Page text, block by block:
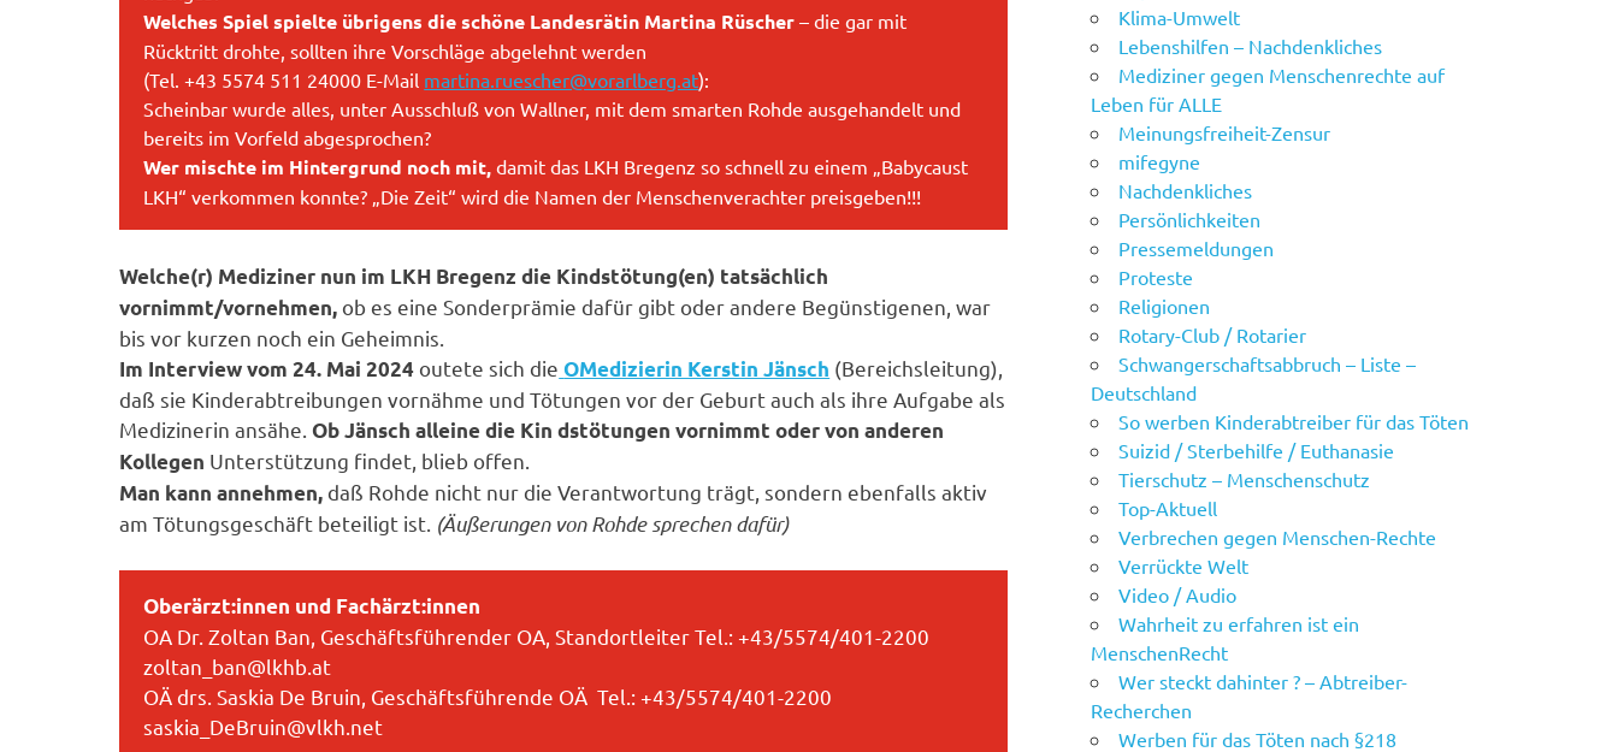
Welches Spiel spielte übrigens die schöne Landesrätin Martina Rüscher– die gar mit
Rücktritt drohte, sollten ihre Vorschläge abgelehnt werden
(Tel. +43 5574 511 24000 E-Mail martina.ruescher@vorarlberg.at):
Scheinbar wurde alles, unter Ausschluß von Wallner, mit dem smarten Rohde ausgehandelt und
bereits im Vorfeld abgesprochen?
Wer mischte im Hintergrund noch mit, damit das LKH Bregenz so schnell zu einem „Babycaust
LKH“ verkommen konnte? „Die Zeit“ wird die Namen der Menschenverachter preisgeben!!!
Welche(r) Mediziner nun im LKH Bregenz die Kindstötung(en) tatsächlich
vornimmt/vornehmen, ob es eine Sonderprämie dafür gibt oder andere Begünstigenen, war
bis vor kurzen noch ein Geheimnis.
Im Interview vom 24. Mai 2024 outete sich die OMedizierin Kerstin Jänsch (Bereichsleitung),
daß sie Kinderabtreibungen vornähme und Tötungen vor der Geburt auch als ihre Aufgabe als
Medizinerin ansähe. Ob Jänsch alleine die Kin dstötungen vornimmt oder von anderen
Kollegen Unterstützung findet, blieb offen.
Man kann annehmen, daß Rohde nicht nur die Verantwortung trägt, sondern ebenfalls aktiv
am Tötungsgeschäft beteiligt ist. (Äußerungen von Rohde sprechen dafür)
Oberärzt:innen und Fachärzt:innen
OA Dr. Zoltan Ban, Geschäftsführender OA, Standortleiter Tel.: +43/5574/401-2200
zoltan_ban@lkhb.at
OÄ drs. Saskia De Bruin, Geschäftsführende OÄ Tel.: +43/5574/401-2200
saskia_DeBruin@vlkh.net
Klima-Umwelt
Lebenshilfen – Nachdenkliches
Mediziner gegen Menschenrechte auf
Leben für ALLE
Meinungsfreiheit-Zensur
mifegyne
Nachdenkliches
Persönlichkeiten
Pressemeldungen
Proteste
Religionen
Rotary-Club / Rotarier
Schwangerschaftsabbruch – Liste –
Deutschland
So werben Kinderabtreiber für das Töten
Suizid / Sterbehilfe / Euthanasie
Tierschutz – Menschenschutz
Top-Aktuell
Verbrechen gegen Menschen-Rechte
Verrückte Welt
Video / Audio
Wahrheit zu erfahren ist ein
MenschenRecht
Wer steckt dahinter ? – Abtreiber-
Recherchen
Werben für das Töten nach §218